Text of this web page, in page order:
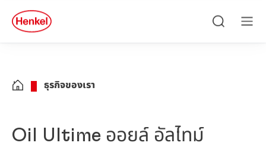
Skip to main content
Skip to footer
quick
search
ธุรกิจของเรา
Oil Ultime ออยล์ อัลไทม์